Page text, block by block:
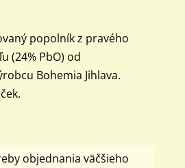
popolník z pravého
(24% PbO) od
Bohemia Jihlava.
objednania väčšieho